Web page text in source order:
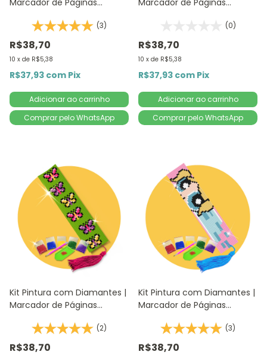
Marcador de Páginas
Diamante Redondo |
Diamond Painting DIY
(3)
R$38,70
10 x de R$5,38
R$37,93 com Pix
Comprar pelo WhatsApp
Marcador de Páginas
4,2x18,9cm - Diamante
Redondo | Diamond Painting
(0)
R$38,70
10 x de R$5,38
R$37,93 com Pix
Comprar pelo WhatsApp
Kit Pintura com Diamantes |
Marcador de Páginas
- Diamante Redondo |
Diamond Painting 5D DIY
(2)
R$38,70
Kit Pintura com Diamantes |
Marcador de Páginas
Diamante Redondo |
Diamond Painting
(3)
R$38,70